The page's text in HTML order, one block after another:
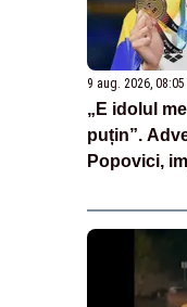
9 aug. 2026, 08:05
„E idolul
puțin”.
Popovici,